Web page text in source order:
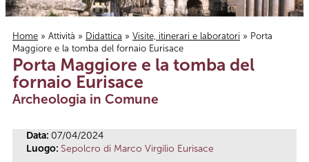
Tu sei qui
Home » Attività » Didattica » Visite, itinerari e laboratori » Porta
Maggiore e la tomba del fornaio Eurisace
Porta Maggiore e la tomba del
fornaio Eurisace
Archeologia in Comune
Data: 07/04/2024
Luogo: Sepolcro di Marco Virgilio Eurisace